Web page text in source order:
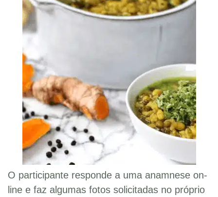
O participante responde a uma anamnese on-
line e faz algumas fotos solicitadas no próprio